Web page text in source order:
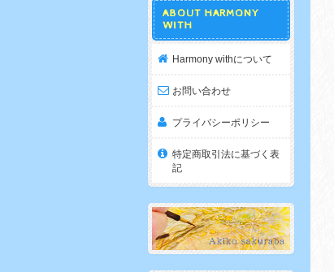
ABOUT HARMONY
WITH
Harmony withについて
お問い合わせ
プライバシーポリシー
特定商取引法に基づく表
記